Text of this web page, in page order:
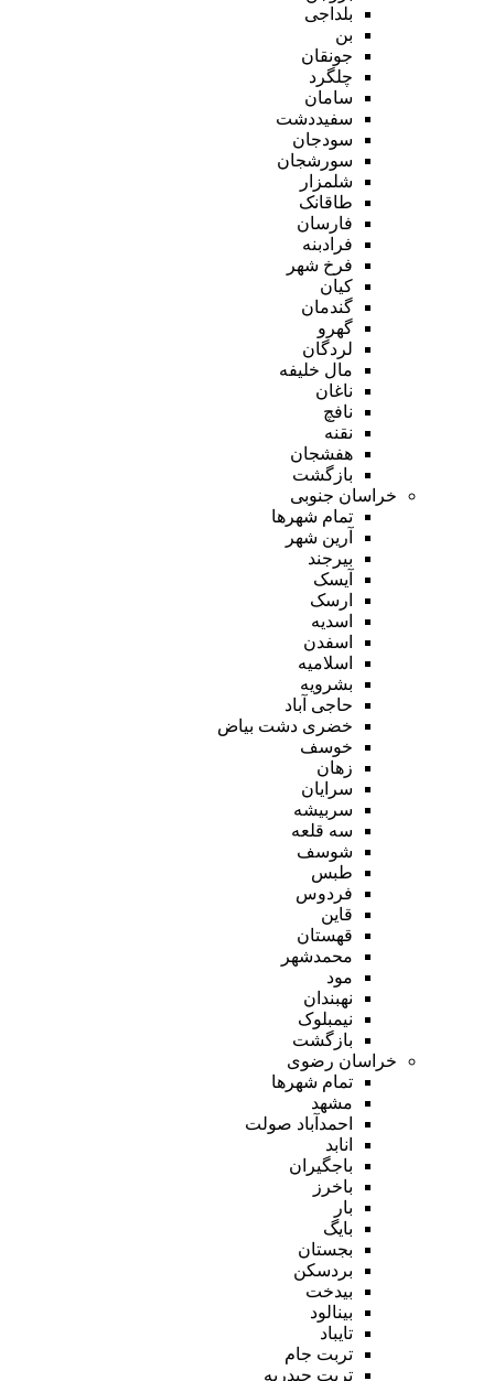
بلداجی
بن
جونقان
چلگرد
سامان
سفیددشت
سودجان
سورشجان
شلمزار
طاقانک
فارسان
فرادبنه
فرخ شهر
کیان
گندمان
گهرو
لردگان
مال خلیفه
ناغان
نافچ
نقنه
هفشجان
بازگشت
خراسان جنوبی
تمام شهر‌ها
آرین شهر
بیرجند
آیسک
ارسک
اسدیه
اسفدن
اسلامیه
بشرویه
حاجی آباد
خضری دشت بیاض
خوسف
زهان
سرایان
سربیشه
سه قلعه
شوسف
طبس
فردوس
قاین
قهستان
محمدشهر
مود
نهبندان
نیمبلوک
بازگشت
خراسان رضوی
تمام شهر‌ها
مشهد
احمدآباد صولت
انابد
باجگیران
باخرز
بار
بایگ
بجستان
بردسکن
بیدخت
بینالود
تایباد
تربت جام
تربت حیدریه